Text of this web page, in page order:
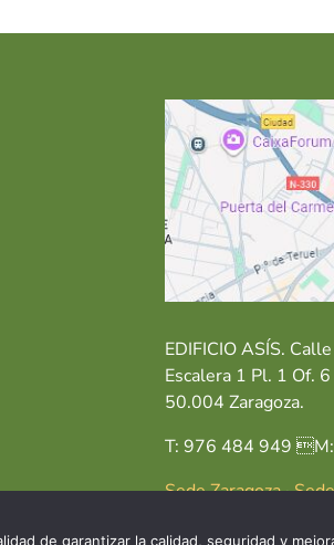
EDIFICIO ASÍS.
Escalera 1 Pl. 1 Of. 6
50.004 Zaragoza.
T: 976 484 949
Sede Zaragoza·
de garantizar la calidad, seguridad y